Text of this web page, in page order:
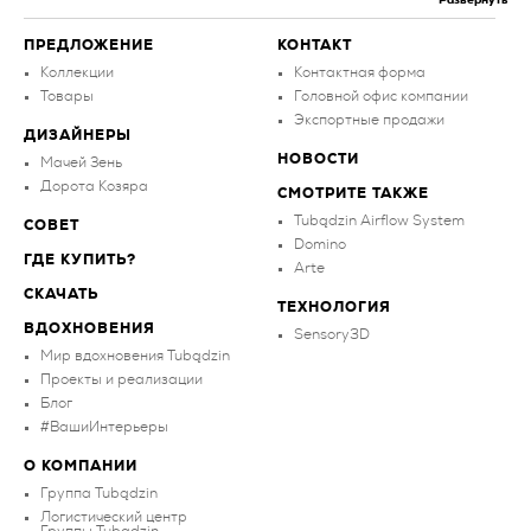
ПРЕДЛОЖЕНИЕ
Коллекции
Товары
ДИЗАЙНЕРЫ
Мачей Зень
Дорота Козяра
СОВЕТ
ГДЕ КУПИТЬ?
СКАЧАТЬ
ВДОХНОВЕНИЯ
Мир вдохновения Tubądzin
Проекты и реализации
Блог
#ВашиИнтерьеры
О КОМПАНИИ
Группа Tubądzin
Логистический центр
КОНТАКТ
Контактная форма
Головной офис компании
Экспортные продажи
НОВОСТИ
СМОТРИТЕ ТАКЖЕ
Tubądzin Airflow System
Domino
Arte
ТЕХНОЛОГИЯ
Sensory3D